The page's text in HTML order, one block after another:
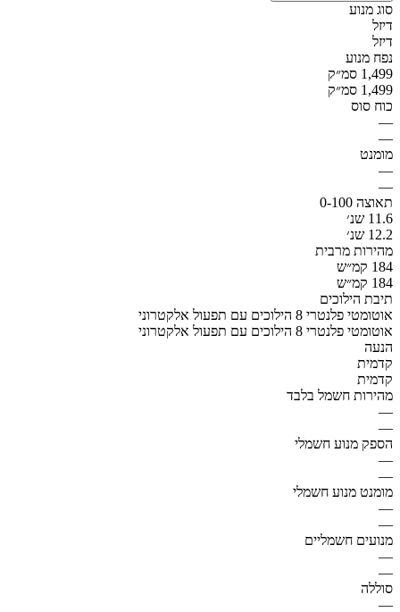
סוג מנוע
דיזל
דיזל
נפח מנוע
1,499 סמ״ק
1,499 סמ״ק
כוח סוס
—
—
מומנט
—
—
תאוצה 0-100
11.6 שנ׳
12.2 שנ׳
מהירות מרבית
184 קמ״ש
184 קמ״ש
תיבת הילוכים
אוטומטי פלנטרי 8 הילוכים עם תפעול אלקטרוני
אוטומטי פלנטרי 8 הילוכים עם תפעול אלקטרוני
הנעה
קדמית
קדמית
מהירות חשמל בלבד
—
—
הספק מנוע חשמלי
—
—
מומנט מנוע חשמלי
—
—
מנועים חשמליים
—
—
סוללה
—